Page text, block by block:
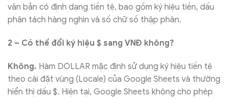
văn bản có định dạng tiền tệ, bao gồm ký hiệu tiền, dấu
phân tách hàng nghìn và số chữ số thập phân.
2 – Có thể đổi ký hiệu $ sang VNĐ không?
Không. Hàm DOLLAR mặc định sử dụng ký hiệu tiền tệ
theo cài đặt vùng (Locale) của Google Sheets và thường
hiển thị dấu $. Hiện tại, Google Sheets không cho phép